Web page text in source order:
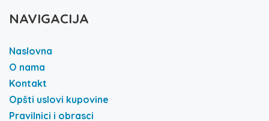
NAVIGACIJA
Naslovna
O nama
Kontakt
Opšti uslovi kupovine
Pravilnici i obrasci